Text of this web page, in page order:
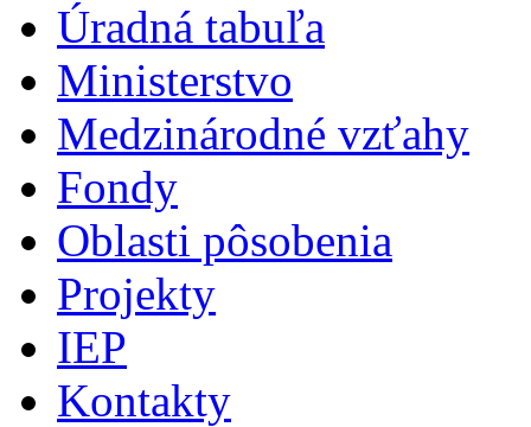
Úradná tabuľa
Ministerstvo
Medzinárodné vzťahy
Fondy
Oblasti pôsobenia
Projekty
IEP
Kontakty